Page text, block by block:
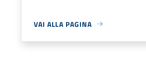
VAI ALLA PAGINA